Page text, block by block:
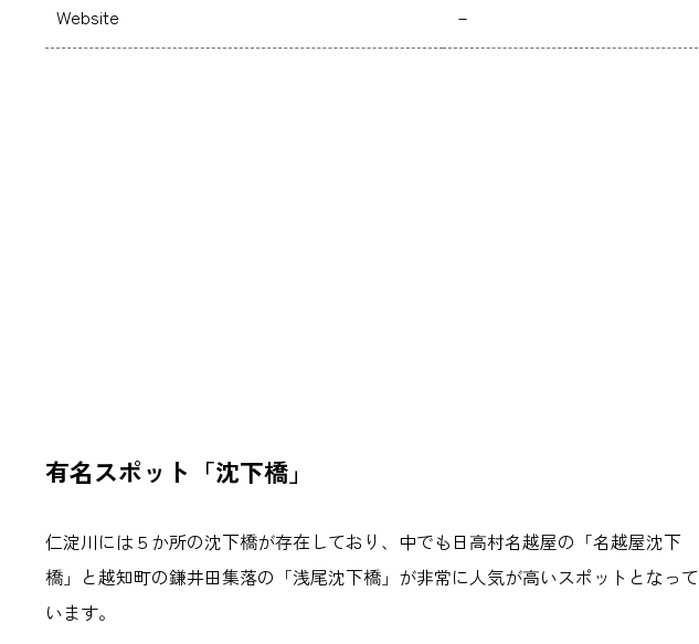
Website －
有名スポット「沈下橋」
仁淀川には５か所の沈下橋が存在しており、中でも日高村名越屋の「名越屋沈下
橋」と越知町の鎌井田集落の「浅尾沈下橋」が非常に人気が高いスポットとなって
います。